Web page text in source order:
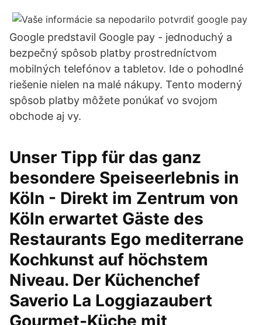
Google predstavil Google pay - jednoduchý a
bezpečný spôsob platby prostredníctvom
mobilných telefónov a tabletov. Ide o pohodlné
riešenie nielen na malé nákupy. Tento moderný
spôsob platby môžete ponúkať vo svojom
obchode aj vy.
Unser Tipp für das ganz
besondere Speiseerlebnis in
Köln - Direkt im Zentrum von
Köln erwartet Gäste des
Restaurants Ego mediterrane
Kochkunst auf höchstem
Niveau. Der Küchenchef
Saverio La Loggiazaubert
Gourmet-Küche mit